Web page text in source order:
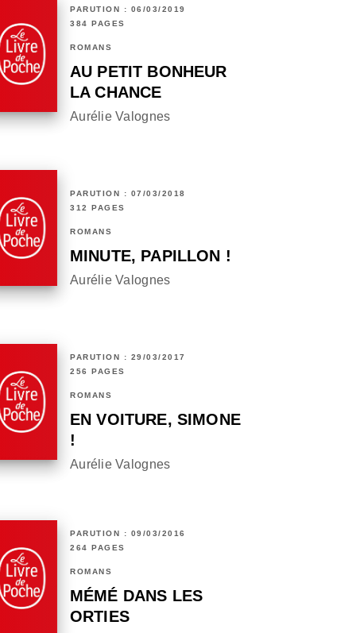
PARUTION : 06/03/2019
384 PAGES
ROMANS
AU PETIT BONHEUR
LA CHANCE
Aurélie Valognes
PARUTION : 07/03/2018
312 PAGES
ROMANS
MINUTE, PAPILLON !
Aurélie Valognes
PARUTION : 29/03/2017
256 PAGES
ROMANS
EN VOITURE, SIMONE
!
Aurélie Valognes
PARUTION : 09/03/2016
264 PAGES
ROMANS
MÉMÉ DANS LES
ORTIES